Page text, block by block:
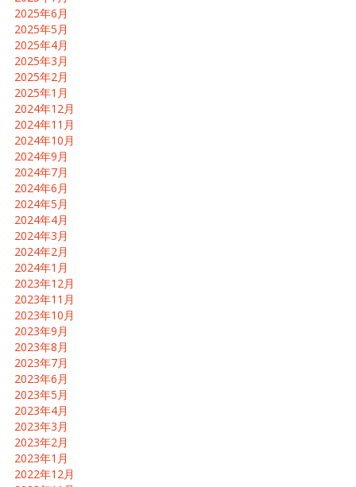
2025年6月
2025年5月
2025年4月
2025年3月
2025年2月
2025年1月
2024年12月
2024年11月
2024年10月
2024年9月
2024年7月
2024年6月
2024年5月
2024年4月
2024年3月
2024年2月
2024年1月
2023年12月
2023年11月
2023年10月
2023年9月
2023年8月
2023年7月
2023年6月
2023年5月
2023年4月
2023年3月
2023年2月
2023年1月
2022年12月